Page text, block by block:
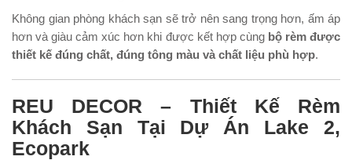
Không gian phòng khách sạn sẽ trở nên sang trọng hơn, ấm áp
hơn và giàu cảm xúc hơn khi được kết hợp cùng bộ rèm được
thiết kế đúng chất, đúng tông màu và chất liệu phù hợp.
REU DECOR – Thiết Kế Rèm
Khách Sạn Tại Dự Án Lake 2,
Ecopark